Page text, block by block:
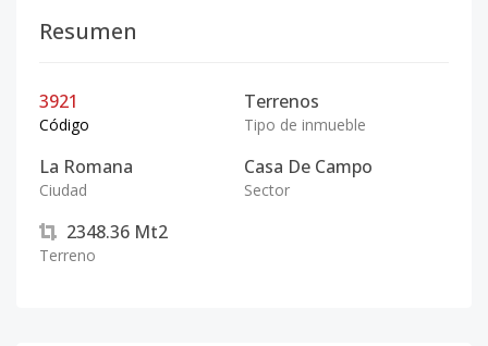
Resumen
3921
Código
Terrenos
Tipo de inmueble
La Romana
Ciudad
Casa De Campo
Sector
2348.36 Mt2
Terreno